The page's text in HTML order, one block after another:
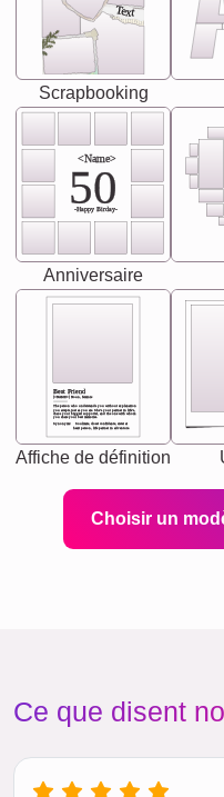
Text
Scrapbooking
<Name>
50
-Happy Birday-
Anniversaire
Best Friend
[<NAME>] Noun, feminie
Synonyms: Soulmate, closet confidante, sister at
heart person, life partner in adventure.
The person who understands you without explanation
you accepts just as you are. She's your partner in life's,
chaos your biggest supporter, and the one with whom
you share your best memories.
Affiche de définition
Choisir un
Ce que disent